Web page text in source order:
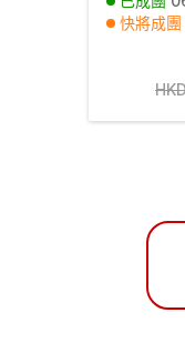
麗多/聖家
西羅彩
亞古城
吊車觀
快將成團